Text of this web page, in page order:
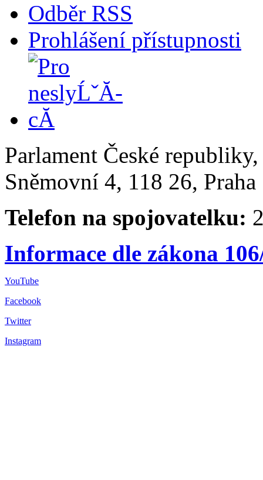
Odběr RSS
Prohlášení přístupnosti
Parlament České
Sněmovní 4, 118 26,
Telefon na spojovatelku:
Informace dle zákona
YouTube
Facebook
Twitter
Instagram